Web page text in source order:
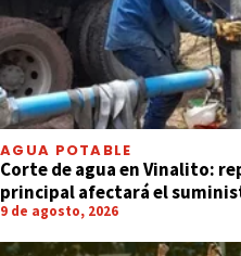
AGUA POTABLE
Corte de agua en Vinalito:
principal afectará el
9 de agosto, 2026